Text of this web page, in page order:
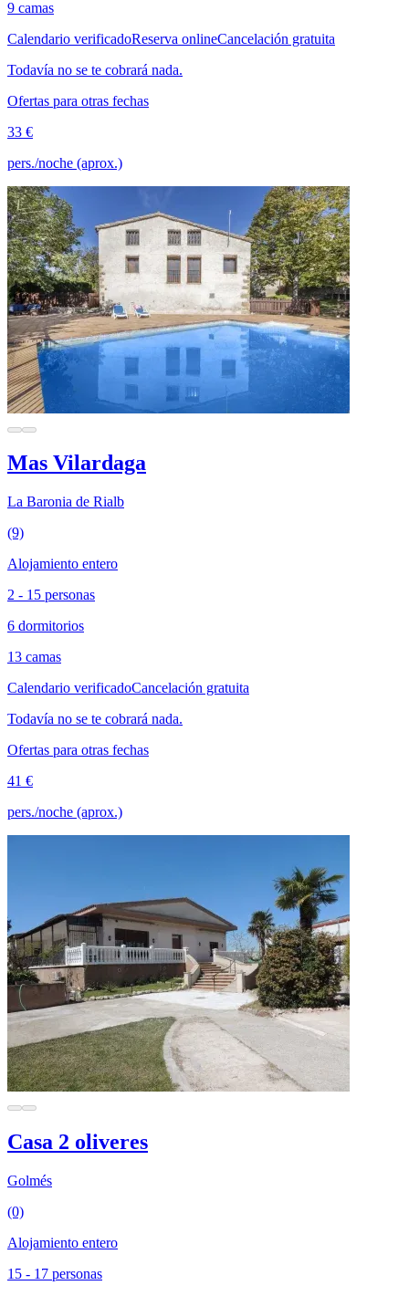
9 camas
Calendario verificadoReserva onlineCancelación gratuita
Todavía no se te cobrará nada.
Ofertas para otras fechas
33 €
pers./noche (aprox.)
Mas Vilardaga
La Baronia de Rialb
(9)
Alojamiento entero
2 - 15 personas
6 dormitorios
13 camas
Calendario verificadoCancelación gratuita
Todavía no se te cobrará nada.
Ofertas para otras fechas
41 €
pers./noche (aprox.)
Casa 2 oliveres
Golmés
(0)
Alojamiento entero
15 - 17 personas